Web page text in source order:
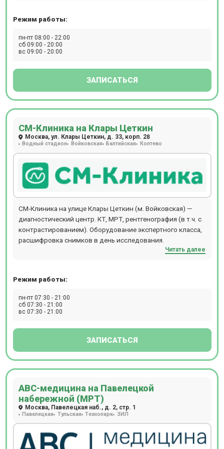
Режим работы:
пн-пт 08:00 - 22:00
сб 09:00 - 20:00
вс 09:00 - 20:00
ЗАПИСАТЬСЯ
СМ-Клиника на Клары Цеткин
Москва, ул. Клары Цеткин, д. 33, корп. 28
Водный стадион Войковская Балтийская Коптево
СМ-Клиника на улице Клары Цеткин (м. Войковская) —
диагностический центр. КТ, МРТ, рентгенография (в т.ч. с
контрастированием). Оборудование экспертного класса,
расшифровка снимков в день исследования.
Читать далее
Режим работы:
пн-пт 07:30 - 21:00
сб 07:30 - 21:00
вс 07:30 - 21:00
ЗАПИСАТЬСЯ
АВС-медицина на Павелецкой
набережной (МРТ)
Москва, Павелецкая наб., д. 2, стр. 1
Павелецкая Тульская Технопарк ЗИЛ